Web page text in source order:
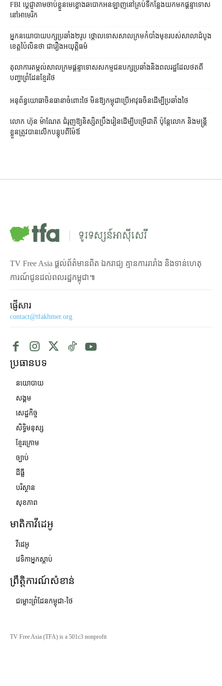
FBI ប្ដេជ្ញា​តាម​ចាប់ខ្លួន​មេខ្លោង​ឆបោក​អនឡាញ​នៅ​គ្រប់​ទីកន្លែង​យក​មក​ផ្ដន្ទាទោស​
នៅ​អាមេរិក
អ្នកនយោបាយ​បក្ស​ប្រឆាំង​២​រូប ថ្កោលទោស​សាលក្រម​កំបាំងមុខ​របស់​សាលាដំបូង​
ខេត្ត​ប៉ៃលិន​ថា ជា​រឿង​អយុត្តិធម៌
តុលាការ​តម្កល់​សាលក្រម​ផ្ដន្ទាទោស​សកម្មជន​បក្ស​ប្រឆាំង​និង​ពលរដ្ឋ​ដែល​ថត​ពី​
បញ្ហា​ព្រំដែន​ខ្មែរ​ថៃ
អនុព័ន្ធយោធា​ចិន​ធានា​ចំពោះ​ថៃ មិន​ឱ្យ​កម្ពុជា​ប្រើ​អាវុធ​ចិន​ដើម្បី​ប្រឆាំង​ថៃ ​
លោក ហ៊ុន ម៉ាណែត ជំរុញ​ឱ្យ​និស្សិត​ប្រឹងរៀន​ដើម្បី​បម្រើ​ជាតិ ប៉ុន្តែ​លោក និង​មន្ត្រី​​
ខ្លួន​ត្រូវ​បាន​លើក​បន្តុប​ពី​ម៉ែឪ
TV Free Asia ផ្ដល់ព័ត៌មានពិត ឯករាជ្យ គ្មានការរារាំង និងទាន់ហេតុ
ការណ៍ជូនដល់ពលរដ្ឋកម្ពុជា៕
ផ្ញើសារ
contact@tfakhmer.org
ប្រធានបទ
នយោបាយ
សង្គម
សេដ្ឋកិច្ច
សិទ្ធិមនុស្ស
ខ្មែរក្រោម
ច្បាប់
ដីធ្លី
បរិស្ថាន
សុខភាព
មាតិកាវីដេអូ
វីដេអូ
វេទិកាអ្នកស្ដាប់
ព្រឹត្តិការណ៍សំខាន់
ជម្លោះព្រំដែនកម្ពុជា-ថៃ
TV Free Asia (TFA) is a 501c3 nonprofit